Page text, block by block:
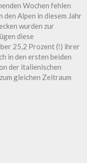
Wochen fehlen
den Alpen in diesem Jahr
wurden zur
diese
25,2 Prozent (!) ihrer
in den ersten beiden
der italienischen
gleichen Zeitraum